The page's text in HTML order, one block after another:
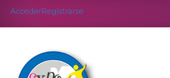
AccederRegistrarse